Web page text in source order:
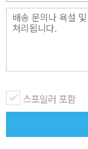
스포일러 포함